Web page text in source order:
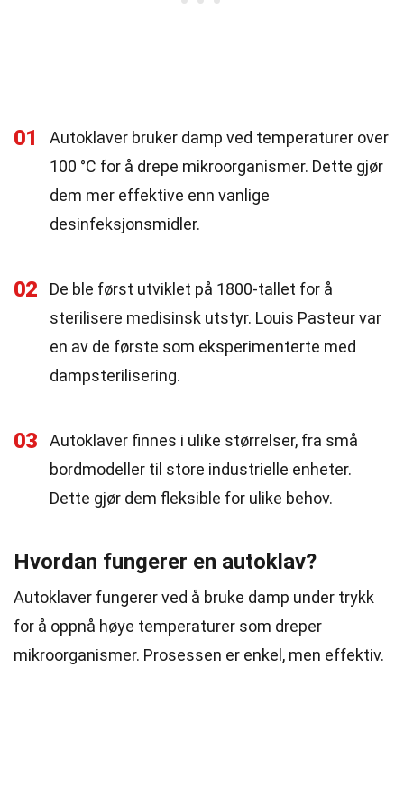
01
Autoklaver bruker damp ved temperaturer over
100 °C for å drepe mikroorganismer. Dette gjør
dem mer effektive enn vanlige
desinfeksjonsmidler.
02
De ble først utviklet på 1800-tallet for å
sterilisere medisinsk utstyr. Louis Pasteur var
en av de første som eksperimenterte med
dampsterilisering.
03
Autoklaver finnes i ulike størrelser, fra små
bordmodeller til store industrielle enheter.
Dette gjør dem fleksible for ulike behov.
Hvordan fungerer en autoklav?
Autoklaver fungerer ved å bruke damp under trykk
for å oppnå høye temperaturer som dreper
mikroorganismer. Prosessen er enkel, men effektiv.